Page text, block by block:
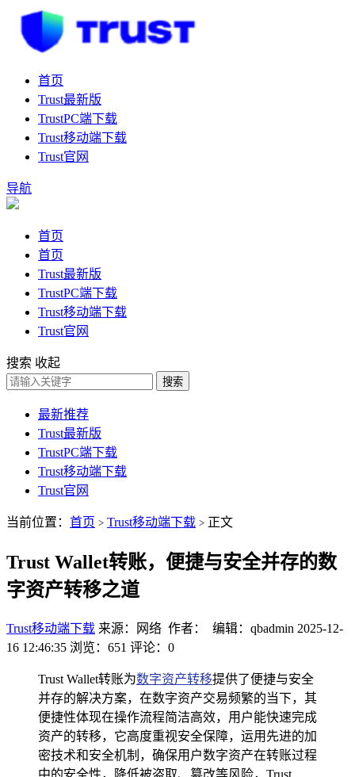
首页
Trust最新版
TrustPC端下载
Trust移动端下载
Trust官网
导航
首页
首页
Trust最新版
TrustPC端下载
Trust移动端下载
Trust官网
搜索 收起
搜索
最新推荐
Trust最新版
TrustPC端下载
Trust移动端下载
Trust官网
当前位置： 首页 > Trust移动端下载 > 正文
Trust Wallet转账，便捷与安全并存的数
字资产转移之道
Trust移动端下载 来源：网络 作者： 编辑：qbadmin 2025-12-
16 12:46:35 浏览：651 评论：0
Trust Wallet转账为数字资产转移提供了便捷与安全
并存的解决方案，在数字资产交易频繁的当下，其
便捷性体现在操作流程简洁高效，用户能快速完成
资产的转移，它高度重视安全保障，运用先进的加
密技术和安全机制，确保用户数字资产在转账过程
中的安全性，降低被盗取、篡改等风险，Trust